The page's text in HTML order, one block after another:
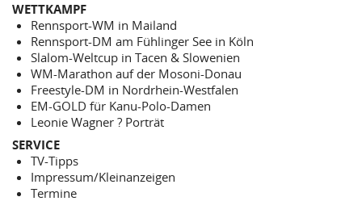
WETTKAMPF
Rennsport-WM in Mailand
Rennsport-DM am Fühlinger See in Köln
Slalom-Weltcup in Tacen & Slowenien
WM-Marathon auf der Mosoni-Donau
Freestyle-DM in Nordrhein-Westfalen
EM-GOLD für Kanu-Polo-Damen
Leonie Wagner ? Porträt
SERVICE
TV-Tipps
Impressum/Kleinanzeigen
Termine